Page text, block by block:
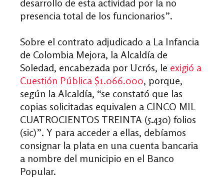
desarrollo de esta actividad por la no
presencia total de los funcionarios”.
Sobre el contrato adjudicado a La Infancia
de Colombia Mejora, la Alcaldía de
Soledad, encabezada por Ucrós, le exigió a
Cuestión Pública $1.066.000, porque,
según la Alcaldía, “se constató que las
copias solicitadas equivalen a CINCO MIL
CUATROCIENTOS TREINTA (5.430) folios
(sic)”. Y para acceder a ellas, debíamos
consignar la plata en una cuenta bancaria
a nombre del municipio en el Banco
Popular.